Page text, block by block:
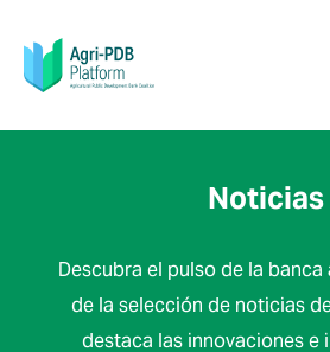
Noticias
Descubra el pulso de la
de la selección de noticias
destaca las innovaciones e